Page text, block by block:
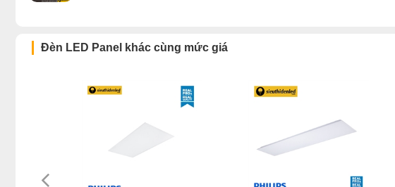
Đèn LED Panel khác cùng mức giá